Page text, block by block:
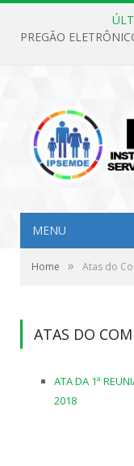
MENU
Home » Atas do
ATAS DO
ATA DA 1ª
2018